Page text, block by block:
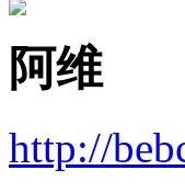
阿维
http://